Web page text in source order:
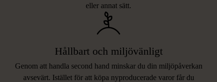
eller annat sätt.
Hållbart och miljövänligt
Genom att handla second hand minskar du din miljöpåverkan
avsevärt. Istället för att köpa nyproducerade varor får du